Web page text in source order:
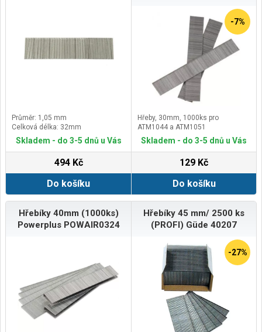
Průměr: 1,05 mm
Celková délka: 32mm
Skladem - do 3-5 dnů u Vás
494 Kč
Do košíku
-7%
Hřeby, 30mm, 1000ks pro
ATM1044 a ATM1051
Skladem - do 3-5 dnů u Vás
129 Kč
Do košíku
Hřebíky 40mm (1000ks)
Powerplus POWAIR0324
Hřebíky 45 mm/ 2500 ks
(PROFI) Güde 40207
-27%